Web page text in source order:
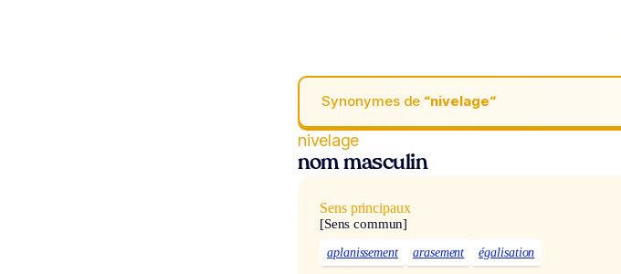
Synonymes de “nivelage“
nivelage
nom masculin
Sens principaux
[Sens commun]
aplanissement arasement égalisation